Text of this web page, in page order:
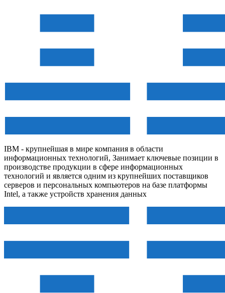
IBM - крупнейшая в мире компания в области
информационных технологий, Занимает ключевые позиции в
производстве продукции в сфере информационных
технологий и является одним из крупнейших поставщиков
серверов и персональных компьютеров на базе платформы
Intel, а также устройств хранения данных